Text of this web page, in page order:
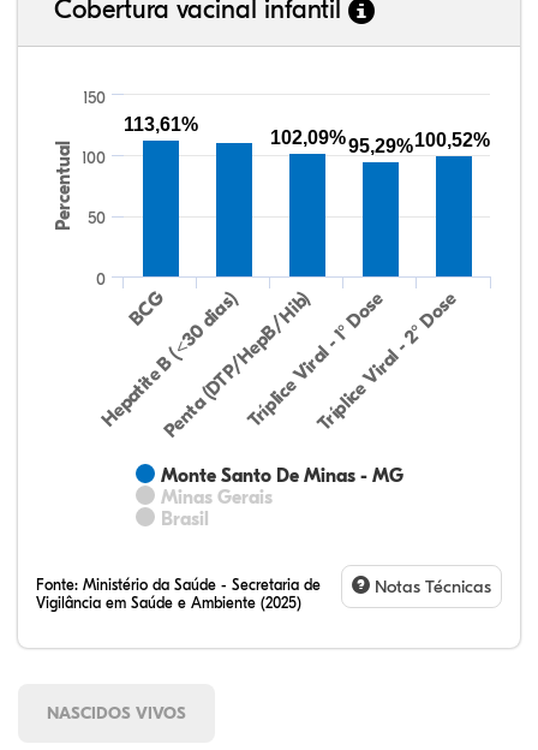
Cobertura vacinal infantil
Percentual
Monte Santo De Minas - MG
Minas Gerais
Brasil
BCG
Hepatite B (<30 dias)
Penta (DTP/HepB/Hib)Tríplice Viral - 1° Dose
Tríplice Viral - 2° Dose
0
50
100
150
113,61%
102,09%95,29%100,52%
Fonte: Ministério da Saúde - Secretaria de
Vigilância em Saúde e Ambiente (2025)
Notas Técnicas
NASCIDOS VIVOS